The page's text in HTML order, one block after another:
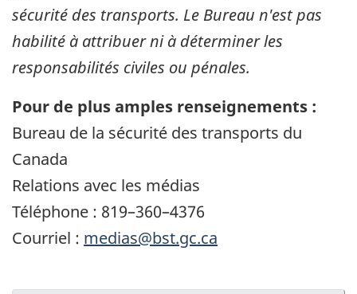
sécurité des transports. Le Bureau n'est pas
habilité à attribuer ni à déterminer les
responsabilités civiles ou pénales.
Pour de plus amples renseignements :
Bureau de la sécurité des transports du
Canada
Relations avec les médias
Téléphone : 819–360–4376
Courriel : medias@bst.gc.ca